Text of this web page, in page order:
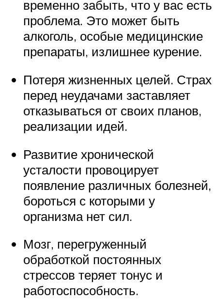
временно забыть, что у вас есть
проблема. Это может быть
алкоголь, особые медицинские
препараты, излишнее курение.
Потеря жизненных целей. Страх
перед неудачами заставляет
отказываться от своих планов,
реализации идей.
Развитие хронической
усталости провоцирует
появление различных болезней,
бороться с которыми у
организма нет сил.
Мозг, перегруженный
обработкой постоянных
стрессов теряет тонус и
работоспособность.